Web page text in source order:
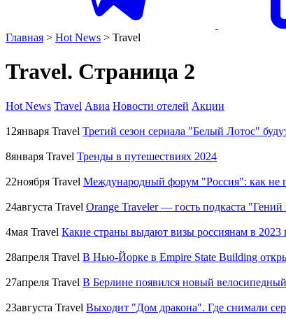
Главная > Hot News > Travel
Travel. Страница 2
Hot News Travel Авиа Новости отелей Акции
12января Travel Третий сезон сериала "Белый Лотос"
8января Travel Тренды в путешествиях 2024
22ноября Travel Международный форум "Россия": как не
24августа Travel Orange Traveler — гость подкаста "Гений
4мая Travel Какие страны выдают визы россиянам в 2023
28апреля Travel В Нью-Йорке в Empire State Building
27апреля Travel В Берлине появился новый
23августа Travel Выходит "Дом дракона". Где снимали